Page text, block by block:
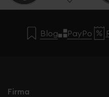
nowoczesnych
Wysoka jakość
Blog PayPo
Firma